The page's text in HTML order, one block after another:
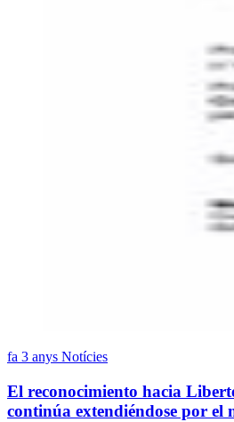
fa 3 anys Notícies
El reconocimiento hacia
continúa extendiéndose por el